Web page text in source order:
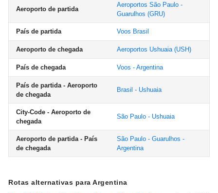
Aeroporto de partida
Aeroportos São Paulo -
Guarulhos (GRU)
País de partida Voos Brasil
Aeroporto de chegada Aeroportos Ushuaia(USH)
País de chegada Voos - Argentina
País de partida - Aeroporto
de chegada
Brasil - Ushuaia
City-Code - Aeroporto de
chegada
São Paulo - Ushuaia
Aeroporto de partida - País
de chegada
São Paulo - Guarulhos -
Argentina
Rotas alternativas para Argentina